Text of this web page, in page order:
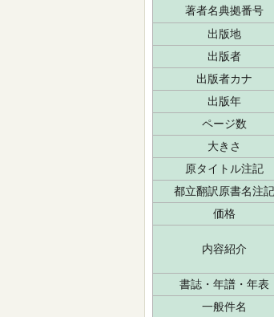
著者名典拠番号
出版地
出版者
出版者カナ
出版年
ページ数
大きさ
原タイトル注記
都立翻訳原書名注記
価格
内容紹介
書誌・年譜・年表
一般件名